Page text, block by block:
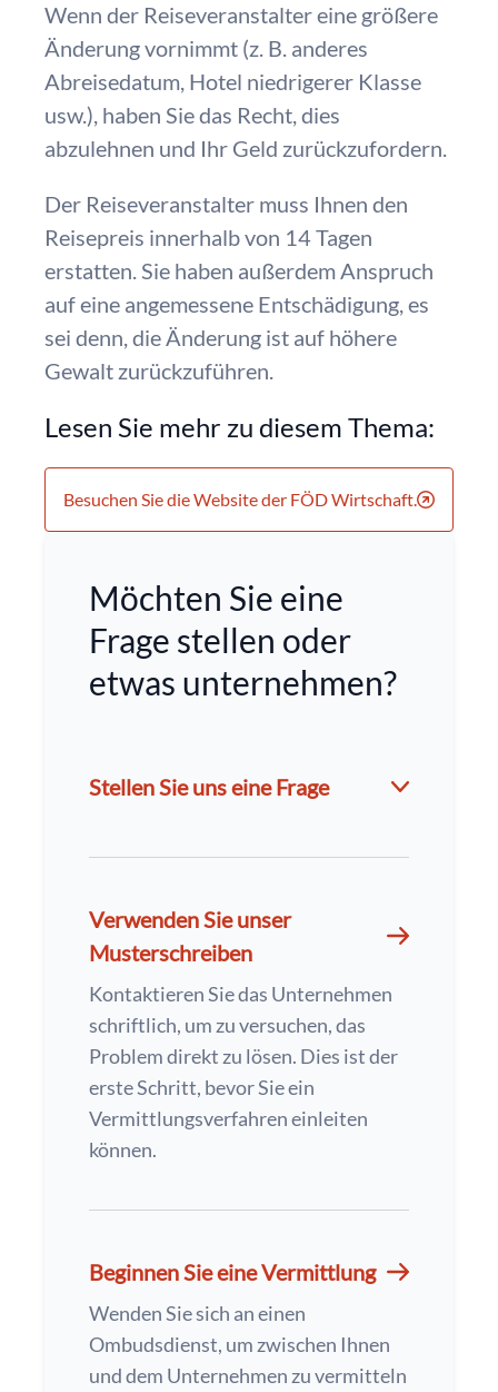
Wenn der Reiseveranstalter eine größere
Änderung vornimmt (z. B. anderes
Abreisedatum, Hotel niedrigerer Klasse
usw.), haben Sie das Recht, dies
abzulehnen und Ihr Geld zurückzufordern.
Der Reiseveranstalter muss Ihnen den
Reisepreis innerhalb von 14 Tagen
erstatten. Sie haben außerdem Anspruch
auf eine angemessene Entschädigung, es
sei denn, die Änderung ist auf höhere
Gewalt zurückzuführen.
Lesen Sie mehr zu diesem Thema:
Besuchen Sie die Website der FÖD Wirtschaft.
Möchten Sie eine
Frage stellen oder
etwas unternehmen?
Stellen Sie uns eine Frage
Verwenden Sie unser
Musterschreiben
Kontaktieren Sie das Unternehmen
schriftlich, um zu versuchen, das
Problem direkt zu lösen. Dies ist der
erste Schritt, bevor Sie ein
Vermittlungsverfahren einleiten
können.
Beginnen Sie eine Vermittlung
Wenden Sie sich an einen
Ombudsdienst, um zwischen Ihnen
und dem Unternehmen zu vermitteln